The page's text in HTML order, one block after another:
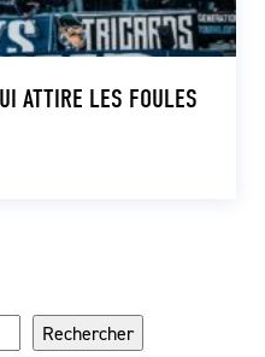
ATTIRE LES FOULES
Rechercher